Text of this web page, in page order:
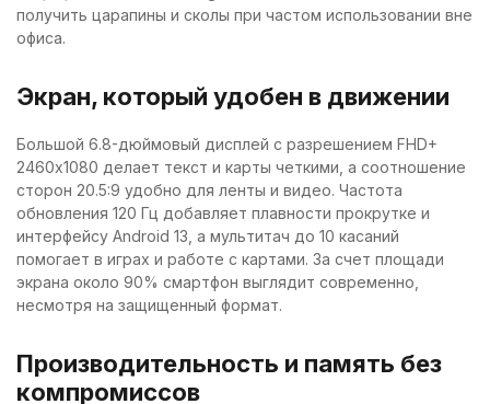
получить царапины и сколы при частом использовании вне
офиса.
Экран, который удобен в движении
Большой 6.8-дюймовый дисплей с разрешением FHD+
2460х1080 делает текст и карты четкими, а соотношение
сторон 20.5:9 удобно для ленты и видео. Частота
обновления 120 Гц добавляет плавности прокрутке и
интерфейсу Android 13, а мультитач до 10 касаний
помогает в играх и работе с картами. За счет площади
экрана около 90% смартфон выглядит современно,
несмотря на защищенный формат.
Производительность и память без
компромиссов